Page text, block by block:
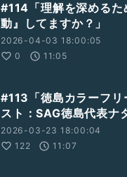
#114「理解を深める
動』してますか？」
2026-04-03 18:00:05
0
11:05
#113「徳島カラーフ
スト：SAG徳島代表ナ
2026-03-23 18:00:04
122
11:07